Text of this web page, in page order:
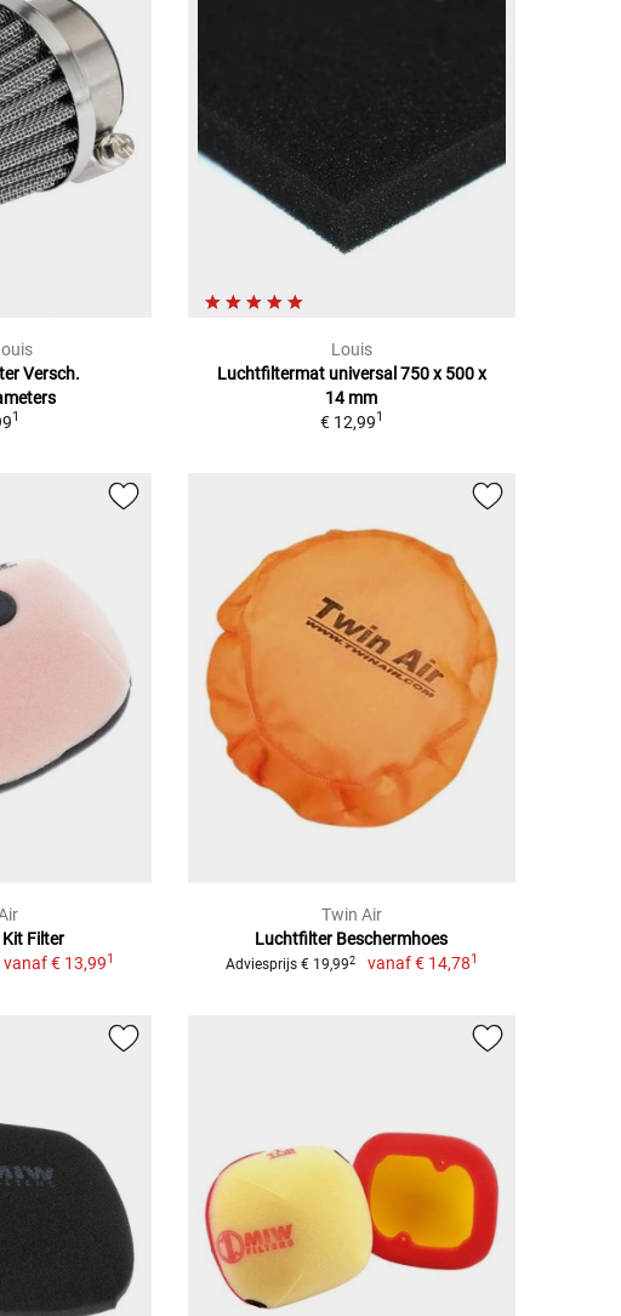
Versch.
1
Louis
Luchtfiltermat universal 750 x 500 x
14 mm
€ 12,991
Filter
vanaf€ 13,991
Twin Air
Luchtfilter Beschermhoes
Adviesprijs € 19,992 vanaf€ 14,781